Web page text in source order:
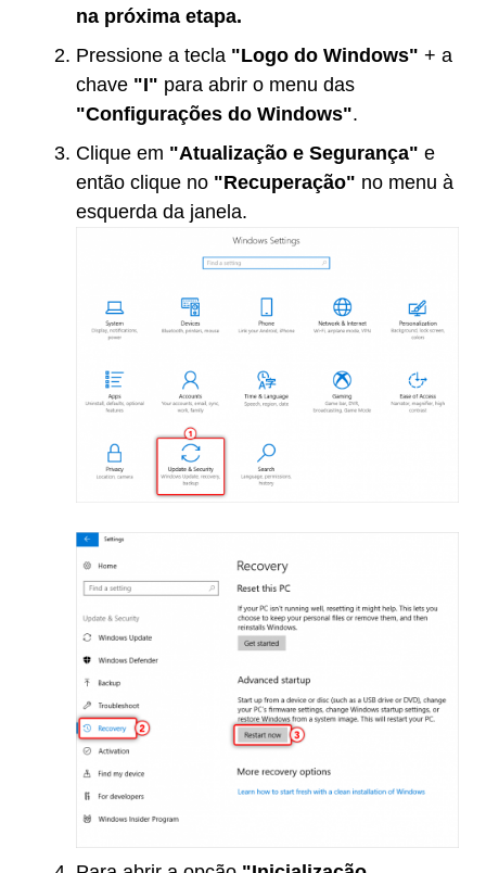
na próxima etapa.
Pressione a tecla "Logo do Windows" + a
chave "I" para abrir o menu das
"Configurações do Windows".
Clique em "Atualização e Segurança" e
então clique no "Recuperação" no menu à
esquerda da janela.